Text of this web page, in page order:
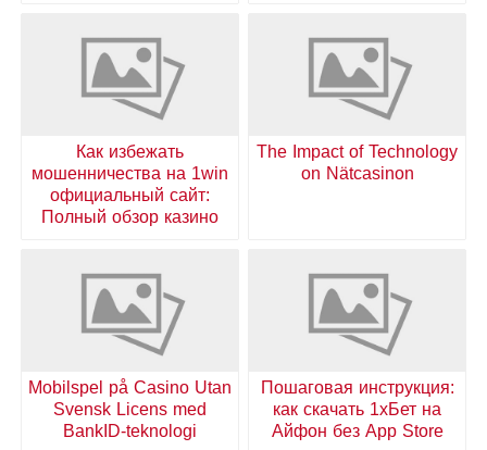
The Impact of Technology
on Nätcasinon
Как избежать
мошенничества на 1win
официальный сайт:
Полный обзор казино
Пошаговая инструкция:
как скачать 1хБет на
Айфон без App Store
Mobilspel på Casino Utan
Svensk Licens med
BankID-teknologi